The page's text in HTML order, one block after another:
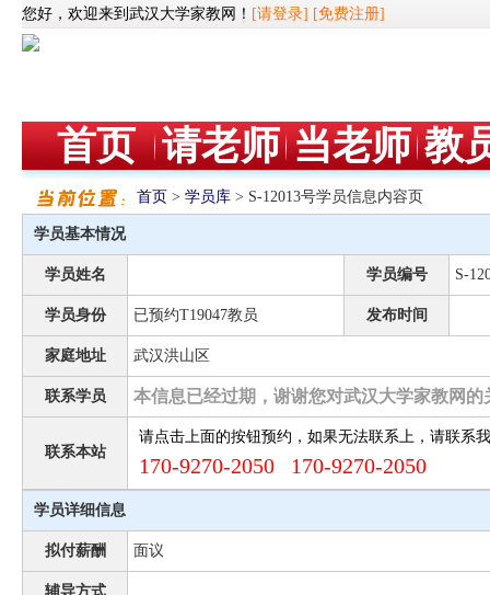
您好，欢迎来到武汉大学家教网！ [请登录] [免费注册]
首页 请老师 当老师 教
首页 > 学员库 > S-12013号学员信息内容页
学员基本情况
学员姓名 学员编号 S-
学员身份 已预约T19047教员 发布时间
家庭地址 武汉洪山区
联系学员 本信息已经过期，谢谢您对武汉大学家教网的
联系本站
请点击上面的按钮预约，如果无法联系上，请联系
170-9270-2050 170-9270-2050
学员详细信息
拟付薪酬 面议
辅导方式